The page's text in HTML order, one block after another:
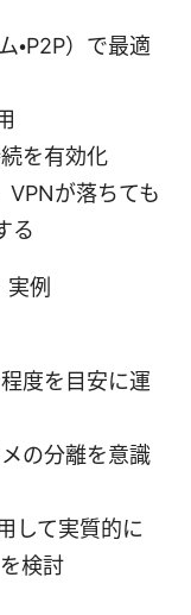
・P2P）で最適
を有効化
VPNが落ちても
る
例
度を目安に運
の分離を意識
して実質的に
検討